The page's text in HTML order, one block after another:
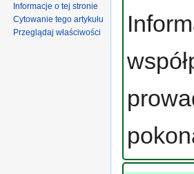
Informacje o tej stronie
Cytowanie tego artykułu
Przeglądaj właściwości